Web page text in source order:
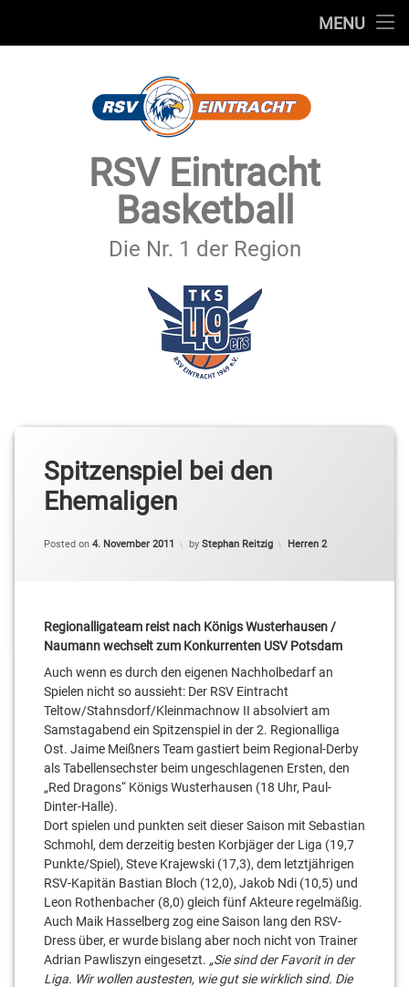
MENU
SECHSTER MANN
IMPRESSUM & DATENSCHUTZ
RSV Eintracht
Basketball
Die Nr. 1 der Region
Spitzenspiel bei den
Ehemaligen
Posted on 4. November 2011 by Stephan Reitzig Categories:
Herren 2
Regionalligateam reist nach Königs Wusterhausen /
Naumann wechselt zum Konkurrenten USV Potsdam
Auch wenn es durch den eigenen Nachholbedarf an
Spielen nicht so aussieht: Der RSV Eintracht
Teltow/Stahnsdorf/Kleinmachnow II absolviert am
Samstagabend ein Spitzenspiel in der 2. Regionalliga
Ost. Jaime Meißners Team gastiert beim Regional-Derby
als Tabellensechster beim ungeschlagenen Ersten, den
„Red Dragons“ Königs Wusterhausen (18 Uhr, Paul-
Dinter-Halle).
Dort spielen und punkten seit dieser Saison mit Sebastian
Schmohl, dem derzeitig besten Korbjäger der Liga (19,7
Punkte/Spiel), Steve Krajewski (17,3), dem letztjährigen
RSV-Kapitän Bastian Bloch (12,0), Jakob Ndi (10,5) und
Leon Rothenbacher (8,0) gleich fünf Akteure regelmäßig.
Auch Maik Hasselberg zog eine Saison lang den RSV-
Dress über, er wurde bislang aber noch nicht von Trainer
Adrian Pawliszyn eingesetzt. „Sie sind der Favorit in der
Liga. Wir wollen austesten, wie gut sie wirklich sind. Die